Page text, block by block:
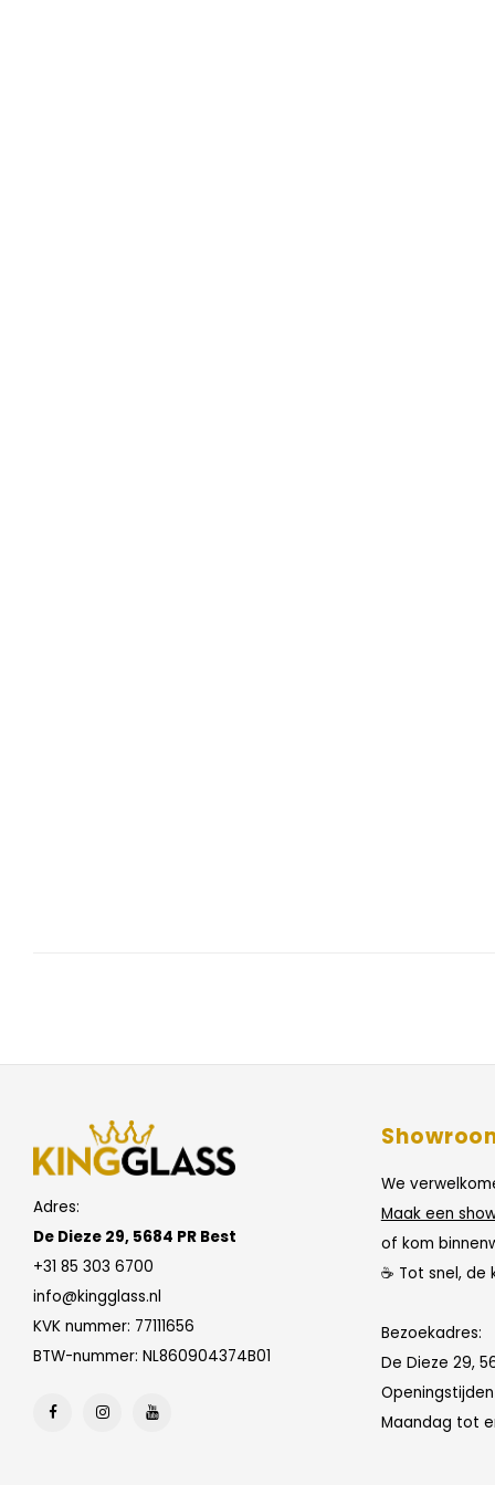
Adres:
De Dieze 29, 5684 PR Best
+31 85 303 6700
info@kingglass.nl
KVK nummer: 77111656
BTW-nummer: NL860904374B01
We
Maak een
of kom
☕ Tot snel,
Bezoekadres:
De Dieze 29,
Maandag tot